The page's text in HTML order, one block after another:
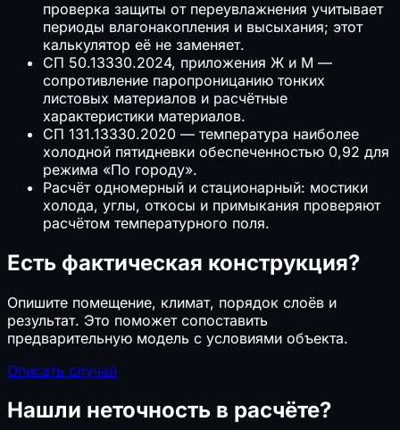
проверка защиты от переувлажнения учитывает
периоды влагонакопления и высыхания; этот
калькулятор её не заменяет.
СП 50.13330.2024, приложения Ж и М —
сопротивление паропроницанию тонких
листовых материалов и расчётные
характеристики материалов.
СП 131.13330.2020 — температура наиболее
холодной пятидневки обеспеченностью 0,92 для
режима «По городу».
Расчёт одномерный и стационарный: мостики
холода, углы, откосы и примыкания проверяют
расчётом температурного поля.
Есть фактическая конструкция?
Опишите помещение, климат, порядок слоёв и
результат. Это поможет сопоставить
предварительную модель с условиями объекта.
Описать случай
Нашли неточность в расчёте?